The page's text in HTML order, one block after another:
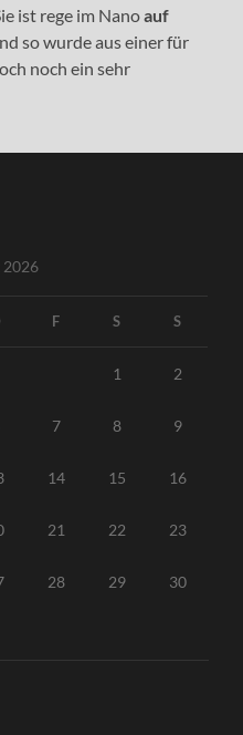
ist rege im Nanoauf
so wurde aus einer für
noch ein sehr
2026
F S S
1 2
7 8 9
14 15 16
21 22 23
28 29 30